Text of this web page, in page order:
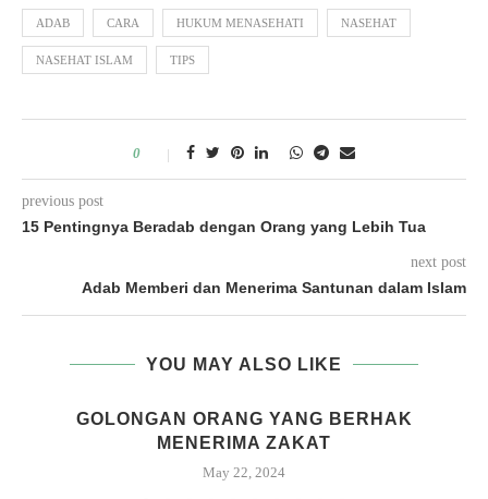
ADAB CARA HUKUM MENASEHATI NASEHAT
NASEHAT ISLAM TIPS
0
previous post
15 Pentingnya Beradab dengan Orang yang Lebih Tua
next post
Adab Memberi dan Menerima Santunan dalam Islam
YOU MAY ALSO LIKE
GOLONGAN ORANG YANG BERHAK
MENERIMA ZAKAT
May 22, 2024